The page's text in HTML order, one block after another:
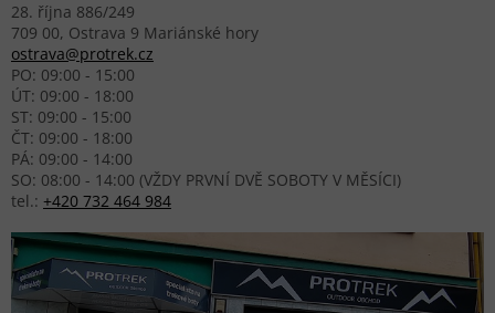
28. října 886/249
709 00, Ostrava 9 Mariánské hory
ostrava@protrek.cz
PO: 09:00 - 15:00
ÚT: 09:00 - 18:00
ST: 09:00 - 15:00
ČT: 09:00 - 18:00
PÁ: 09:00 - 14:00
SO: 08:00 - 14:00 (VŽDY PRVNÍ DVĚ SOBOTY V MĚSÍCI)
tel.: +420 732 464 984